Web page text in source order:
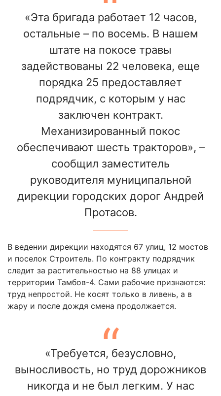
«Эта бригада работает 12 часов,
остальные – по восемь. В нашем
штате на покосе травы
задействованы 22 человека, еще
порядка 25 предоставляет
подрядчик, с которым у нас
заключен контракт.
Механизированный покос
обеспечивают шесть тракторов», –
сообщил заместитель
руководителя муниципальной
дирекции городских дорог Андрей
Протасов.
В ведении дирекции находятся 67 улиц, 12 мостов
и поселок Строитель. По контракту подрядчик
следит за растительностью на 88 улицах и
территории Тамбов-4. Сами рабочие признаются:
труд непростой. Не косят только в ливень, а в
жару и после дождя смена продолжается.
«Требуется, безусловно,
выносливость, но труд дорожников
никогда и не был легким. У нас